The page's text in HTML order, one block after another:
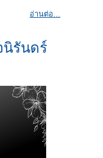
อ่านต่อ...
นิรันดร์